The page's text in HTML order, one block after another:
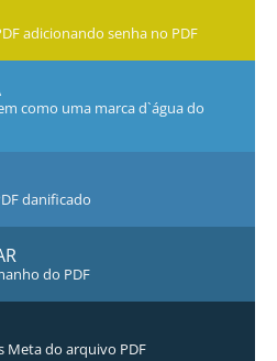
adicionando senha no PDF
como uma marca d`água do
danificado
do PDF
Meta do arquivo PDF